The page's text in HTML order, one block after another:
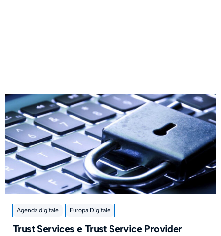
Agenda digitale Europa Digitale
Trust Services e Trust Service Provider